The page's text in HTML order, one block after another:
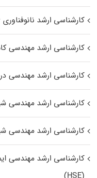
کارشناسی ارشد نانوفناوری
کارشناسی ارشد مهندسی
کارشناسی ارشد مهندسی
کارشناسی ارشد مهندسی
کارشناسی ارشد مهندسی
کارشناسی ارشد مهندسی